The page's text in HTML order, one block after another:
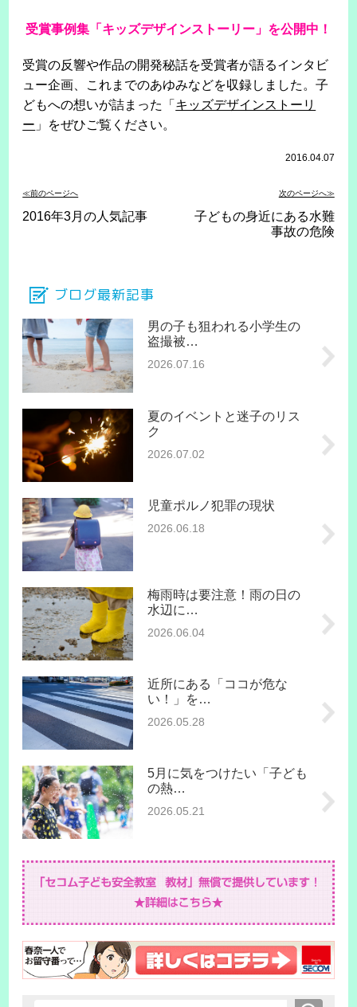
受賞事例集「キッズデザインストーリー」を公開中！
受賞の反響や作品の開発秘話を受賞者が語るインタビ
ュー企画、これまでのあゆみなどを収録しました。子
どもへの想いが詰まった「 キッズデザインストーリ
ー 」をぜひご覧ください。
2016.04.07
≪前のページへ 次のページへ≫
2016年3月の人気記事
子どもの身近にある水難
事故の危険
ブログ最新記事
男の子も狙われる小学生の
盗撮被…
2026.07.16
夏のイベントと迷子のリス
ク
2026.07.02
児童ポルノ犯罪の現状
2026.06.18
梅雨時は要注意！雨の日の
水辺に…
2026.06.04
近所にある「ココが危な
い！」を…
2026.05.28
5月に気をつけたい「子ども
の熱…
2026.05.21